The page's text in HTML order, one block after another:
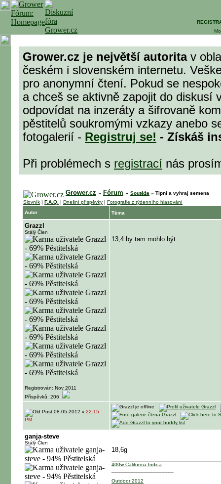
Grower.cz je největší autoritav
českém i slovenském internetu.
pro anonymní čtení. Pokud se
a chceš se aktivně zapojit do diskusí
odpovídat na inzeráty a šifrovaně
pěstitelů soukromými vzkazy anebo
fotogalerií - Registruj se! - Získáš
Při problémech s registrací nás
Grower.cz » Fórum » Soutěže » Tipni a vyhraj semena
Slovník | F.A.Q. | Dnešní příspěvky | Fotografie z týdenního hlasování
Autor
Téma
Grazzl
Stálý Člen
Registrován: Nov 2011
Příspěvků: 206
13,4 by tam mohlo být
08-05-2012 v 22:15
PM
ganja-steve
Stálý Člen
18,6g
400w California Indica
Outdoor 2012